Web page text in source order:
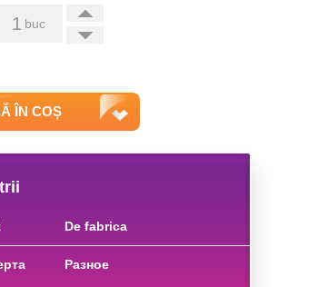
+
-
buc
ÎN COȘ
de fabrica
разное